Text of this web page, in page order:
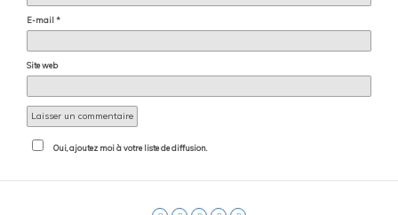
E-mail*
Site web
Oui, ajoutez moi à votre liste de diffusion.